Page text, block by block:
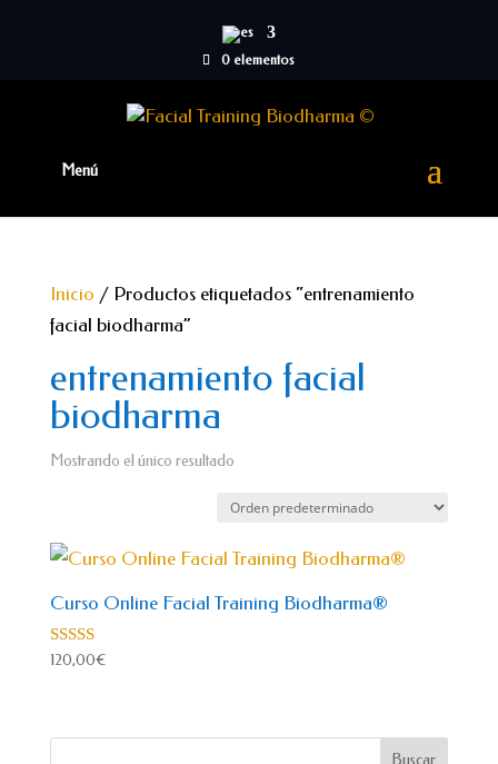
0 elementos
Inicio / Productos etiquetados “entrenamiento
facial biodharma”
entrenamiento facial
biodharma
Mostrando el único resultado
Curso Online Facial Training Biodharma®
Valorado
120,00€